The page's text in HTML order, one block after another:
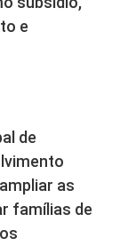
e
de
as
famílias de